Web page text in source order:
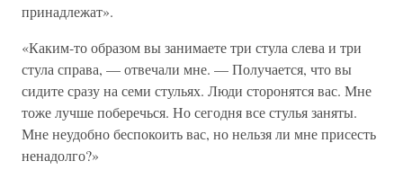
принадлежат».
«Каким-то образом вы занимаете три стула слева и три
стула справа, — отвечали мне. — Получается, что вы
сидите сразу на семи стульях. Люди сторонятся вас. Мне
тоже лучше поберечься. Но сегодня все стулья заняты.
Мне неудобно беспокоить вас, но нельзя ли мне присесть
ненадолго?»